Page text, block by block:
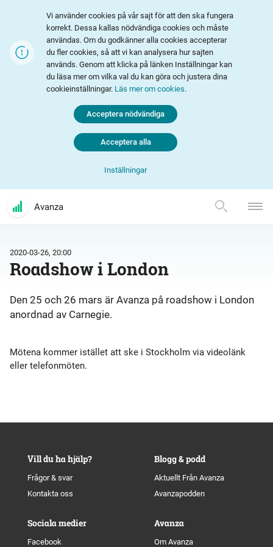
Vi använder cookies på vår sajt för att den ska fungera
korrekt. Dessa kallas nödvändiga cookies och måste
användas. Om du godkänner alla cookies accepterar
du fler cookies, så att vi kan analysera hur sajten
används. Genom att klicka på länken Inställningar kan
du läsa mer om vilka val du kan göra och justera dina
cookieinställningar. Läs mer om cookies.
Inställningar
Acceptera nödvändiga
Acceptera alla
Avanza
2020-03-26, 20:00
Roadshow i London
Den 25 och 26 mars är Avanza på roadshow i London
anordnad av Carnegie.
Mötena kommer istället att ske i Stockholm via videolänk
eller telefonmöten.
Vill du ha hjälp?
Frågor & svar
Kontakta oss
Blogg & podd
Aktuellt Från Avanza
Avanzapodden
Sociala medier
Facebook
Avanza
Om Avanza